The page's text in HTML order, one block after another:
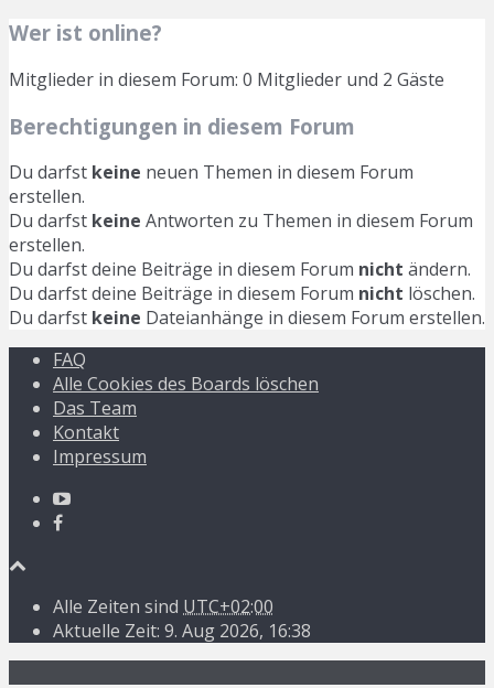
Wer ist online?
Mitglieder in diesem Forum: 0 Mitglieder und 2 Gäste
Berechtigungen in diesem Forum
Du darfst keine neuen Themen in diesem Forum
erstellen.
Du darfst keine Antworten zu Themen in diesem Forum
erstellen.
Du darfst deine Beiträge in diesem Forum nicht ändern.
Du darfst deine Beiträge in diesem Forum nicht löschen.
Du darfst keine Dateianhänge in diesem Forum erstellen.
FAQ
Alle Cookies des Boards löschen
Das Team
Kontakt
Impressum
Alle Zeiten sind UTC+02:00
Aktuelle Zeit: 9. Aug 2026, 16:38